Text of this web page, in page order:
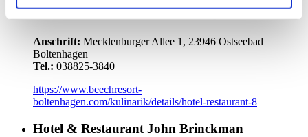
Anschrift: Mecklenburger Allee 1, 23946 Ostseebad
Boltenhagen
Tel.: 038825-3840
https://www.beechresort-
boltenhagen.com/kulinarik/details/hotel-restaurant-8
Hotel & Restaurant John Brinckman